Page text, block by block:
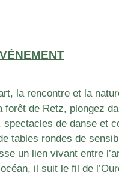
la rencontre et la
de Retz, plongez
de danse et
tables rondes de
un lien vivant entre
il suit le fil de